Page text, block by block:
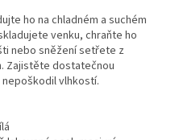
ho na chladném a suchém
venku, chraňte ho
nebo sněžení setřete z
Zajistěte dostatečnou
vlhkostí.